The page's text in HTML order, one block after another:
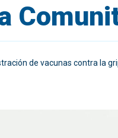
de vacunas contra la